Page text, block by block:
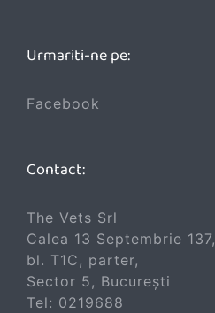
Urmariti-ne pe:
Facebook
Contact:
The Vets Srl
Calea 13 Septembrie 137,
bl. T1C, parter,
Sector 5, București
Tel: 0219688